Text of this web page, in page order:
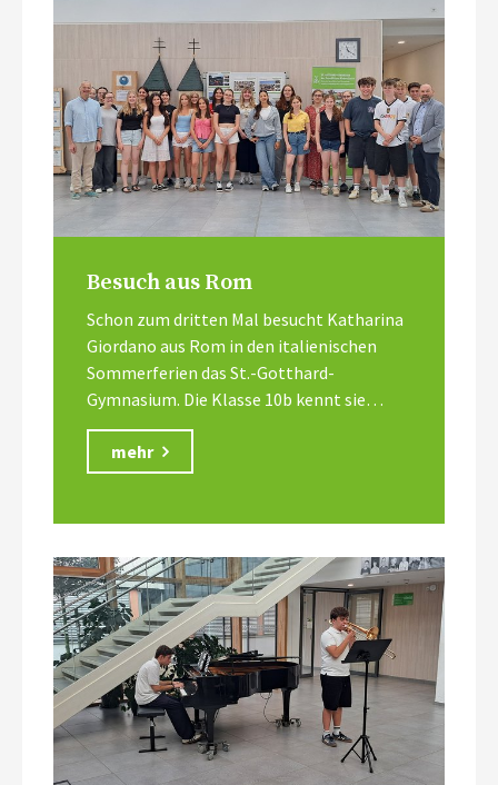
Besuch aus Rom
Schon zum dritten Mal besucht Katharina
Giordano aus Rom in den italienischen
Sommerferien das St.-Gotthard-
Gymnasium. Die Klasse 10b kennt sie…
mehr